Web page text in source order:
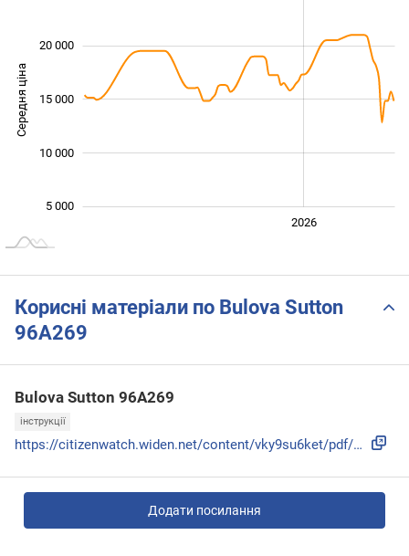
Середня ціна 10 000
10 000
20 000
15 000
5 000
2026
Корисні матеріали по Bulova Sutton
96A269
Bulova Sutton 96A269
інструкції
https://citizenwatch.widen.net/content/vky9su6ket/pdf/vky9s...
Додати посилання